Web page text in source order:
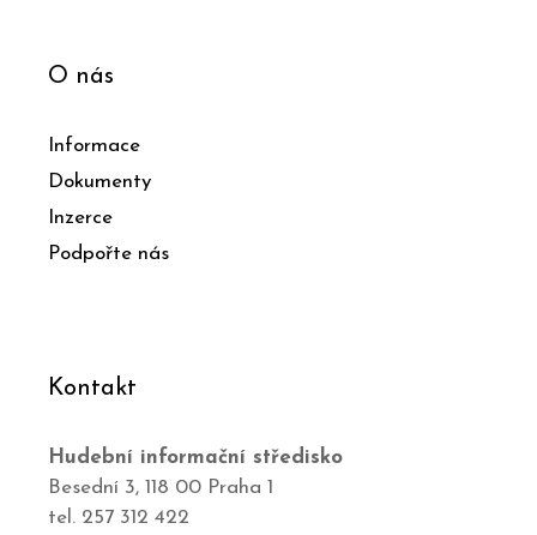
O nás
Informace
Dokumenty
Inzerce
Podpořte nás
Kontakt
Hudební informační středisko
Besední 3, 118 00 Praha 1
tel. 257 312 422